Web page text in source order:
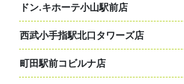
ドン.キホーテ小山駅前店
西武小手指駅北口タワーズ店
町田駅前コビルナ店